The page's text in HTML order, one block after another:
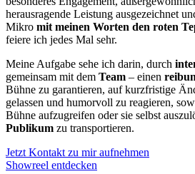
herausragende Leistung ausgezeichnet
Mikro mit meinen Worten den roten
feiere ich jedes Mal sehr.
Meine Aufgabe sehe ich darin, durch
gemeinsam mit dem Team – einen
Bühne zu garantieren, auf kurzfristige
gelassen und humorvoll zu reagieren,
Bühne aufzugreifen oder sie selbst
Publikum zu transportieren.
Jetzt Kontakt zu mir aufnehmen
Showreel entdecken